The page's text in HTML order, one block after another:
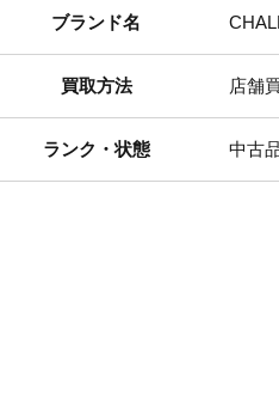
ブランド名
買取方法 店舗
ランク・状態 中古